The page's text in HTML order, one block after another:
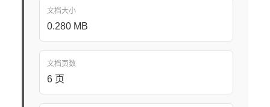
文档大小
0.280 MB
文档页数
6 页